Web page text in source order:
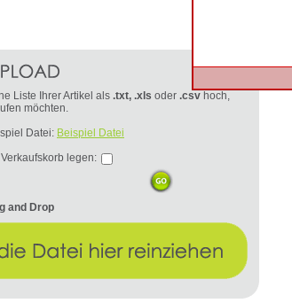
Liste Ihrer Artikel als .txt, .xls oder .csv hoch,
möchten.
Datei: Beispiel Datei
legen:
and Drop